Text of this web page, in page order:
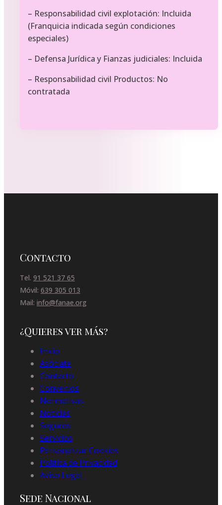
– Responsabilidad civil explotación: Incluida
(Franquicia indicada según condiciones
especiales)
– Defensa Jurídica y Fianzas judiciales: Incluida
– Responsabilidad civil Productos: No
contratada
Contacto
Tel. 91 521 37 65
Móvil: 639 305 013
Mail: info@fanae.org
¿Quieres ver más?
Inicio
Asóciate
Contacto
Convenios
Normativas
Noticias
Seguros
Servicios
Personalizar Cookies
Política de Privacidad
Aviso Legal
Sede Nacional